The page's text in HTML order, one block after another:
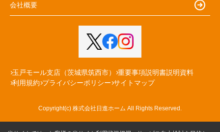
会社概要
玉戸モール支店（茨城県筑西市）
重要事項説明書説明資料
利用規約 プライバシーポリシー サイトマップ
Copyright(c) 株式会社日進ホーム All Rights Reserved.